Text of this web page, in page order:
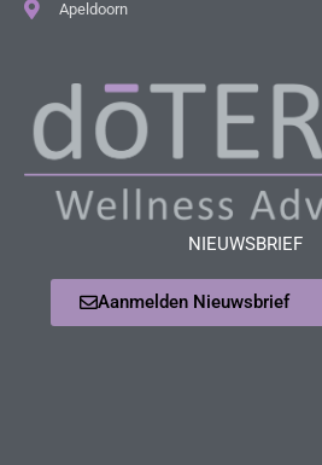
Apeldoorn
NIEUWSBRIEF
Aanmelden Nieuwsbrief